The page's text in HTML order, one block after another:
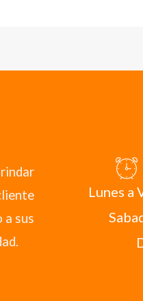
a sus
Lunes a